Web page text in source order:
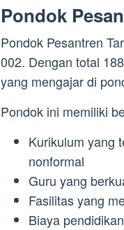
Pondok
Pondok Pesantren
002. Dengan total
yang mengajar di
Pondok ini memiliki
Kurikulum yang
nonformal
Guru yang
Fasilitas yang
Biaya